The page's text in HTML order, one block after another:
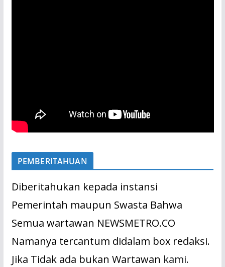
PEMBERITAHUAN
Diberitahukan kepada instansi
Pemerintah maupun Swasta Bahwa
Semua wartawan NEWSMETRO.CO
Namanya tercantum didalam box redaksi.
Jika Tidak ada bukan Wartawan kami.